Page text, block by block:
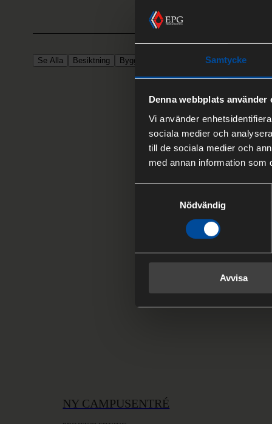
Samtycke
Denna webbplats använder
Vi använder
sociala medier och
till de sociala medier och
med annan information som
Nödvändig
Avvisa
Se Alla Besiktning Byggarbetsmiljösamordning
NY CAMPUSENTRÉ